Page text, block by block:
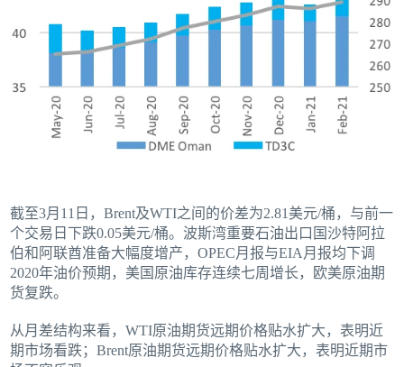
截至3月11日，Brent及WTI之间的价差为2.81美元/桶，与前一
个交易日下跌0.05美元/桶。波斯湾重要石油出口国沙特阿拉
伯和阿联酋准备大幅度增产，OPEC月报与EIA月报均下调
2020年油价预期，美国原油库存连续七周增长，欧美原油期
货复跌。
从月差结构来看，WTI原油期货远期价格贴水扩大，表明近
期市场看跌；Brent原油期货远期价格贴水扩大，表明近期市